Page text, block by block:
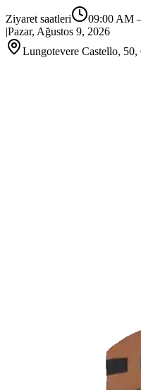
Ziyaret saatleri 09:00 AM
|Pazar, Ağustos 9, 2026
Lungotevere Castello,